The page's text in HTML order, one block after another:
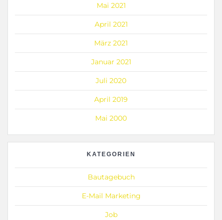
Mai 2021
April 2021
März 2021
Januar 2021
Juli 2020
April 2019
Mai 2000
KATEGORIEN
Bautagebuch
E-Mail Marketing
Job